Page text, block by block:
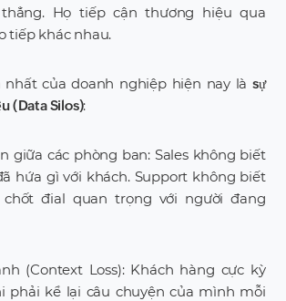
Họ tiếp cận thương hiệu qua
tiếp khác nhau.
nhất của doanh nghiệp hiện nay là sự
(Data Silos):
giữa các phòng ban: Sales không biết
hứa gì với khách. Support không biết
chốt đial quan trọng với người đang
(Context Loss): Khách hàng cực kỳ
phải kể lại câu chuyện của mình mỗi